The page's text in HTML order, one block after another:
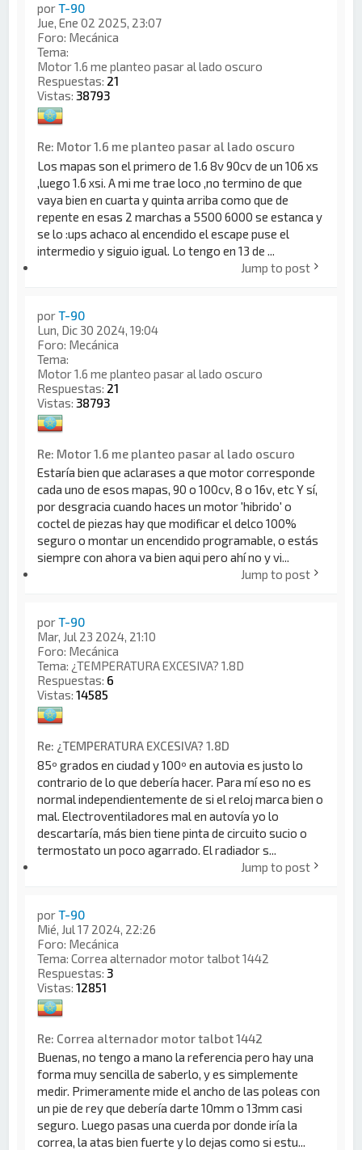
porT-90
Jue, Ene 02 2025, 23:07
Foro: Mecánica
Tema:
Motor 1.6 me planteo pasar al lado oscuro
Respuestas: 21
Vistas: 38793
Re: Motor 1.6 me planteo pasar al lado oscuro
Los mapas son el primero de 1.6 8v 90cv de un 106 xs
,luego 1.6 xsi. A mi me trae loco ,no termino de que
vaya bien en cuarta y quinta arriba como que de
repente en esas 2 marchas a 5500 6000 se estanca y
se lo :ups achaco al encendido el escape puse el
intermedio y siguio igual. Lo tengo en 13 de ...
Jump to post
porT-90
Lun, Dic 30 2024, 19:04
Foro: Mecánica
Tema:
Motor 1.6 me planteo pasar al lado oscuro
Respuestas: 21
Vistas: 38793
Re: Motor 1.6 me planteo pasar al lado oscuro
Estaría bien que aclarases a que motor corresponde
cada uno de esos mapas, 90 o 100cv, 8 o 16v, etc Y sí,
por desgracia cuando haces un motor 'hibrido' o
coctel de piezas hay que modificar el delco 100%
seguro o montar un encendido programable, o estás
siempre con ahora va bien aqui pero ahí no y vi...
Jump to post
porT-90
Mar, Jul 23 2024, 21:10
Foro: Mecánica
Tema: ¿TEMPERATURA EXCESIVA? 1.8D
Respuestas: 6
Vistas:14585
Re: ¿TEMPERATURA EXCESIVA? 1.8D
85º grados en ciudad y 100º en autovia es justo lo
contrario de lo que debería hacer. Para mí eso no es
normal independientemente de si el reloj marca bien o
mal. Electroventiladores mal en autovía yo lo
descartaría, más bien tiene pinta de circuito sucio o
termostato un poco agarrado. El radiador s...
Jump to post
porT-90
Mié, Jul 17 2024, 22:26
Foro: Mecánica
Tema:Correa alternador motor talbot 1442
Respuestas: 3
Vistas:12851
Re: Correa alternador motor talbot 1442
Buenas, no tengo a mano la referencia pero hay una
forma muy sencilla de saberlo, y es simplemente
medir. Primeramente mide el ancho de las poleas con
un pie de rey que debería darte 10mm o 13mm casi
seguro. Luego pasas una cuerda por donde iría la
correa, la atas bien fuerte y lo dejas como si estu...